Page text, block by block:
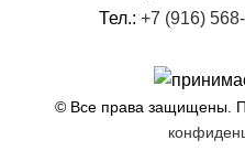
Тел.:+7 (916)
© Все права защищены.